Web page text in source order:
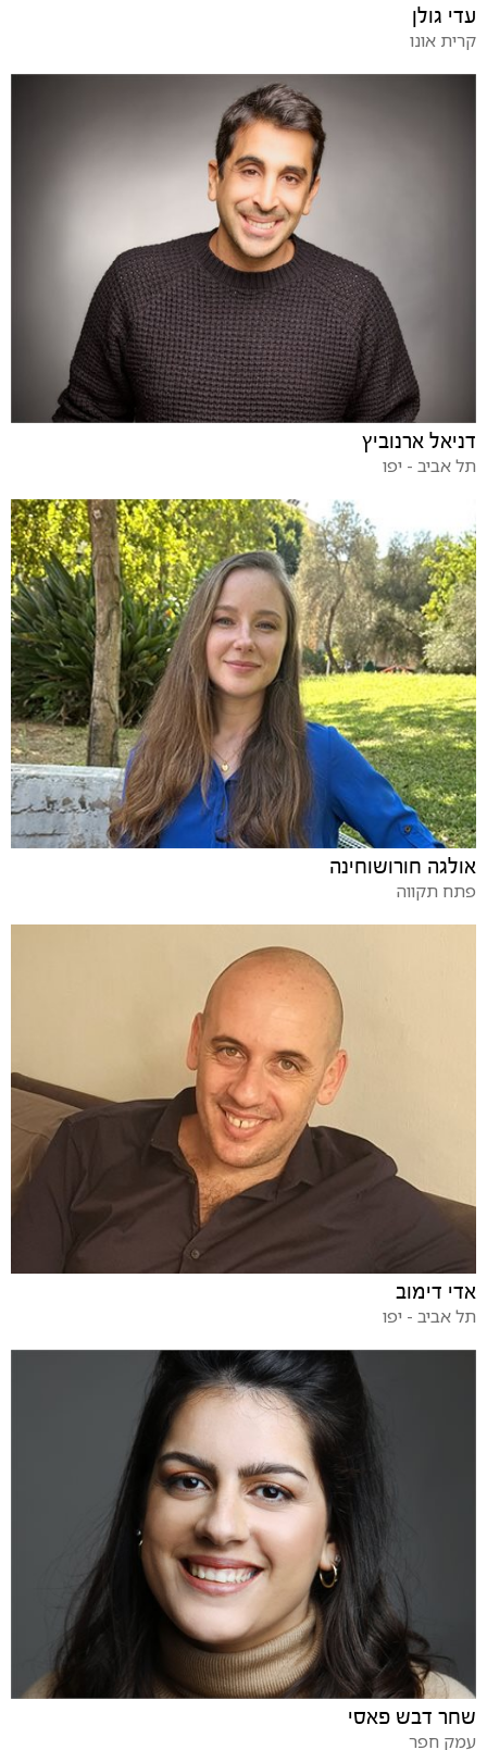
עדי גולן
קרית אונו
דניאל ארנוביץ
תל אביב - יפו
אולגה חורושוחינה
פתח תקווה
אדי דימוב
תל אביב - יפו
שחר דבש פאסי
עמק חפר